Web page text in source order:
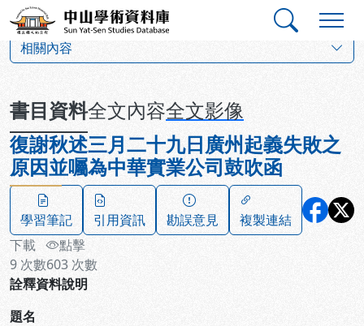
跳到主要內容
中山學術資料庫
相關內容
書目資料全文內容全文影像
復謝秋述三月二十九日廣州起義失敗之
原因並囑為中華實業公司鼓吹函
學習筆記 引用資訊 勘誤意見
複製連結
下載
9 次數
點擊
603 次數
詮釋資料說明
題名